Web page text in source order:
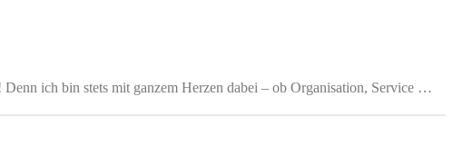
ich bin stets mit ganzem Herzen dabei – ob Organisation, Service …